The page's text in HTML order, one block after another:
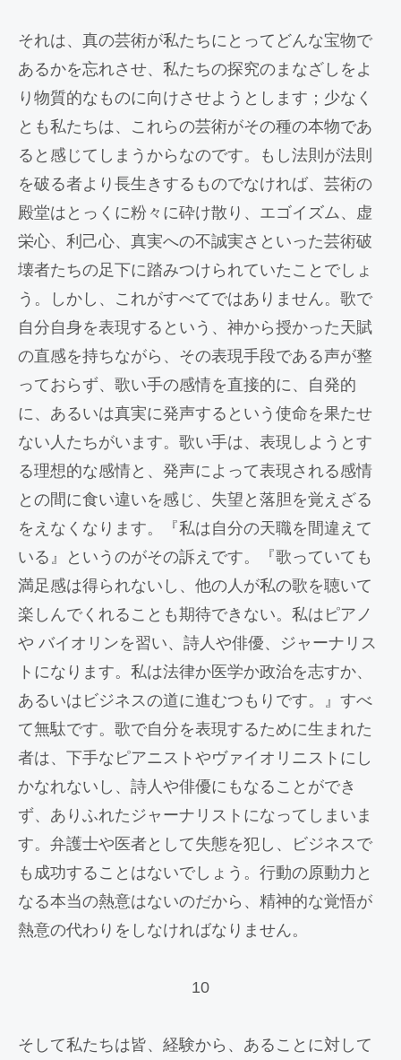
それは、真の芸術が私たちにとってどんな宝物で
あるかを忘れさせ、私たちの探究のまなざしをよ
り物質的なものに向けさせようとします；少なく
とも私たちは、これらの芸術がその種の本物であ
ると感じてしまうからなのです。もし法則が法則
を破る者より長生きするものでなければ、芸術の
殿堂はとっくに粉々に砕け散り、エゴイズム、虚
栄心、利己心、真実への不誠実さといった芸術破
壊者たちの足下に踏みつけられていたことでしょ
う。しかし、これがすべてではありません。歌で
自分自身を表現するという、神から授かった天賦
の直感を持ちながら、その表現手段である声が整
っておらず、歌い手の感情を直接的に、自発的
に、あるいは真実に発声するという使命を果たせ
ない人たちがいます。歌い手は、表現しようとす
る理想的な感情と、発声によって表現される感情
との間に食い違いを感じ、失望と落胆を覚えざる
をえなくなります。『私は自分の天職を間違えて
いる』というのがその訴えです。『歌っていても
満足感は得られないし、他の人が私の歌を聴いて
楽しんでくれることも期待できない。私はピアノ
や バイオリンを習い、詩人や俳優、ジャーナリス
トになります。私は法律か医学か政治を志すか、
あるいはビジネスの道に進むつもりです。』すべ
て無駄です。歌で自分を表現するために生まれた
者は、下手なピアニストやヴァイオリニストにし
かなれないし、詩人や俳優にもなることができ
ず、ありふれたジャーナリストになってしまいま
す。弁護士や医者として失態を犯し、ビジネスで
も成功することはないでしょう。行動の原動力と
なる本当の熱意はないのだから、精神的な覚悟が
熱意の代わりをしなければなりません。
10
そして私たちは皆、経験から、あることに対して